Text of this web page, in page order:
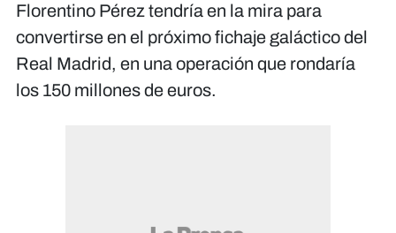
Florentino Pérez tendría en la mira para
convertirse en el próximo fichaje galáctico del
Real Madrid, en una operación que rondaría
los 150 millones de euros.